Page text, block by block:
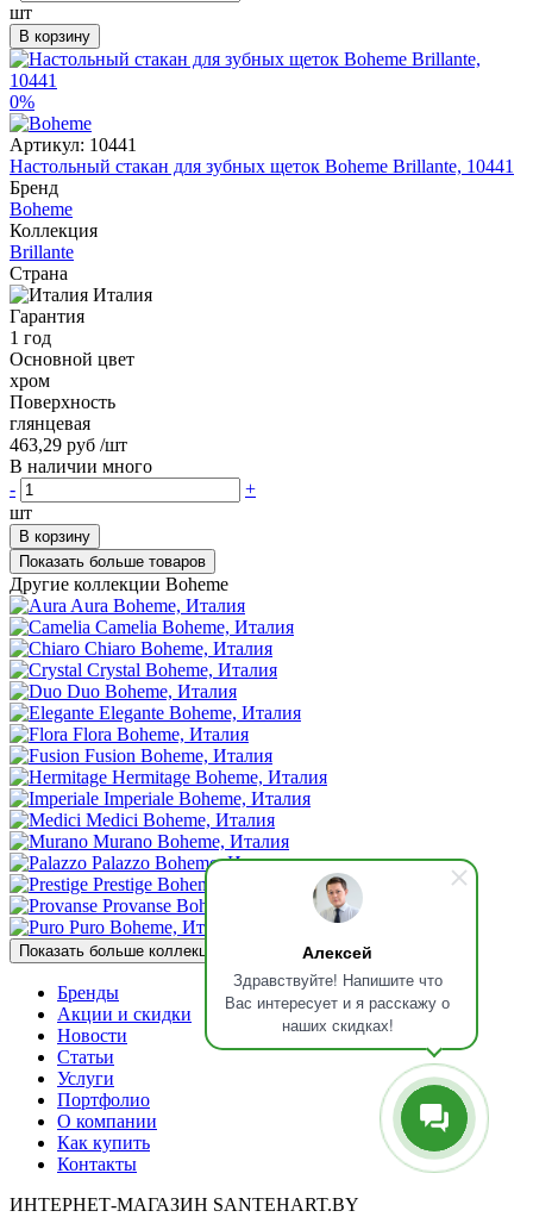
Алексей
Здравствуйте! Напишите что
Вас интересует и я расскажу о
наших скидках!
шт
В корзину
0%
Артикул: 10441
Настольный стакан для зубных щеток Boheme Brillante, 10441
Бренд
Boheme
Коллекция
Brillante
Страна
Италия
Гарантия
1 год
Основной цвет
хром
Поверхность
глянцевая
463,29 руб /шт
В наличии много
-
+
шт
В корзину
Показать больше товаров
Другие коллекции Boheme
Aura Boheme, Италия
Camelia Boheme, Италия
Chiaro Boheme, Италия
Crystal Boheme, Италия
Duo Boheme, Италия
Elegante Boheme, Италия
Flora Boheme, Италия
Fusion Boheme, Италия
Hermitage Boheme, Италия
Imperiale Boheme, Италия
Medici Boheme, Италия
Murano Boheme, Италия
Palazzo Boheme, Италия
Prestige Boheme, Италия
Provanse Boheme, Италия
Puro Boheme, Италия
Показать больше коллекций
Бренды
Акции и скидки
Новости
Статьи
Услуги
Портфолио
О компании
Как купить
Контакты
ИНТЕРНЕТ-МАГАЗИН SANTEHART.BY